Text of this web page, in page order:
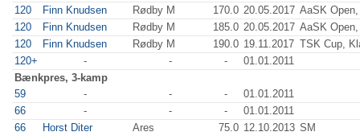
120
Finn Knudsen Rødby M 170.0 20.05.2017 AaSK
120
Finn Knudsen Rødby M 185.0 20.05.2017 AaSK
120
Finn Knudsen Rødby M 190.0 19.11.2017 TSK Cup,
120+
- - -
01.01.2011
Bænkpres, 3-kamp
59
- - -
01.01.2011
66
- - -
01.01.2011
66
Horst Diter Ares 75.0 12.10.2013 SM